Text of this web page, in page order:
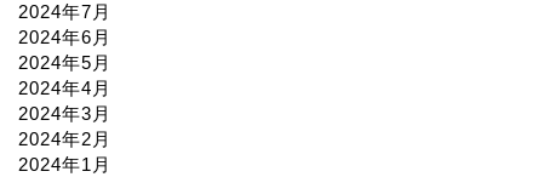
2024年7月
2024年6月
2024年5月
2024年4月
2024年3月
2024年2月
2024年1月